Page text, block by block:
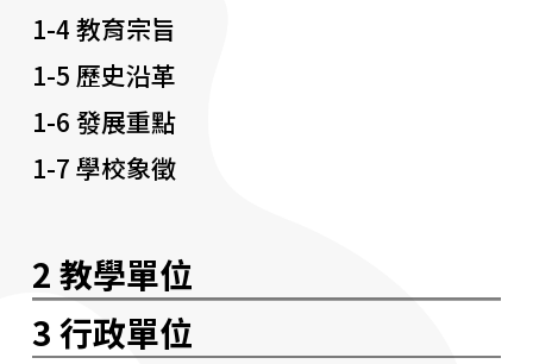
1-4 教育宗旨
1-5 歷史沿革
1-6 發展重點
1-7 學校象徵
2 教學單位
3 行政單位